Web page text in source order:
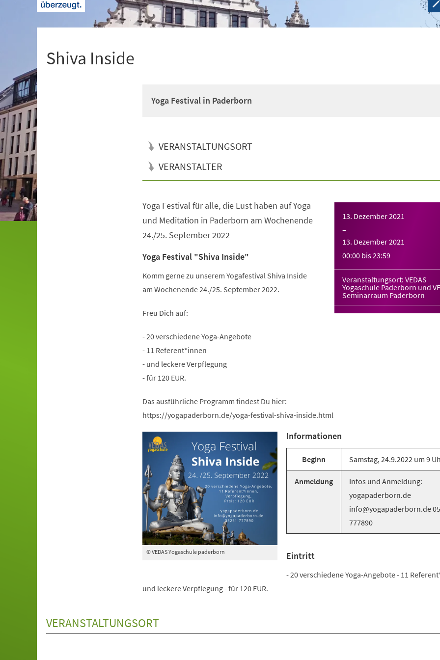
Shiva Inside
Yoga Festival in Paderborn
VERANSTALTUNGSORT
VERANSTALTER
13. Dezember 2021
–
13. Dezember 2021
00:00 bis23:59
Veranstaltungsort: VEDAS
Yogaschule Paderborn und
Seminarraum Paderborn
Yoga Festival für alle, die Lust haben auf Yoga
und Meditation in Paderborn am Wochenende
24./25. September 2022
Yoga Festival "Shiva Inside"
Komm gerne zu unserem Yogafestival Shiva Inside
am Wochenende 24./25. September 2022.
Freu Dich auf:
- 20 verschiedene Yoga-Angebote
- 11 Referent*innen
- und leckere Verpflegung
- für 120 EUR.
Das ausführliche Programm findest Du hier:
https://yogapaderborn.de/yoga-festival-shiva-inside.html
© VEDAS Yogaschule paderborn
Informationen
Beginn Samstag, 24.9.2022 um 9
Anmeldung
Infos und Anmeldung:
yogapaderborn.de
info@yogapaderborn.de
777890
Eintritt
- 20 verschiedene Yoga-Angebote - 11
und leckere Verpflegung - für 120 EUR.
VERANSTALTUNGSORT